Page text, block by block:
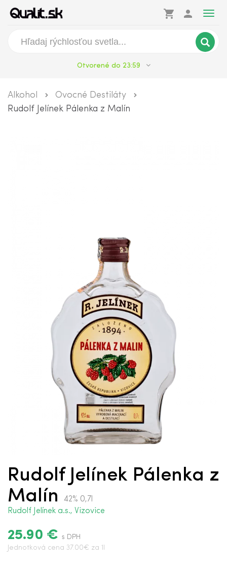
Otvorené do 23:59
shopping_cart person
Alkohol
Ovocné Destiláty
Rudolf Jelínek Pálenka z Malín
Rudolf Jelínek Pálenka z
Malín
42% 0,7l
Rudolf Jelínek a.s., Vizovice
25.90 € s DPH
Jednotková cena 37.00€ za 1l